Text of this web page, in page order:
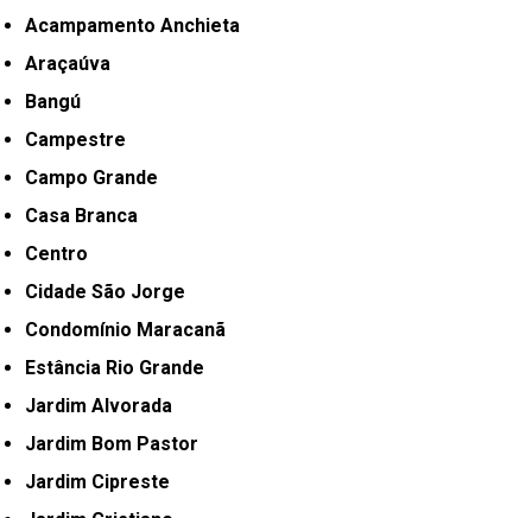
Acampamento Anchieta
Araçaúva
Bangú
Campestre
Campo Grande
Casa Branca
Centro
Cidade São Jorge
Condomínio Maracanã
Estância Rio Grande
Jardim Alvorada
Jardim Bom Pastor
Jardim Cipreste